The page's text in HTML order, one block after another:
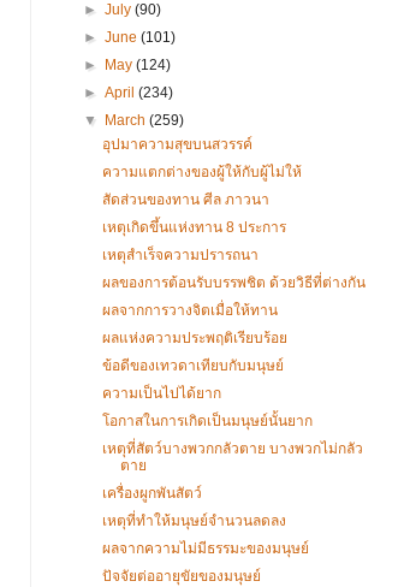
►July(90)
►June(101)
►
May(124)
►April(234)
▼
March(259)
อุปมาความสุขบนสวรรค์
ความแตกต่างของผู้ให้กับผู้ไม่ให้
สัดส่วนของทาน ศีล ภาวนา
เหตุเกิดขึ้นแห่งทาน 8 ประการ
เหตุสำเร็จความปรารถนา
ผลของการต้อนรับบรรพชิต ด้วยวิธีที่ต่างกัน
ผลจากการวางจิตเมื่อให้ทาน
ผลแห่งความประพฤติเรียบร้อย
ข้อดีของเทวดาเทียบกับมนุษย์
ความเป็นไปได้ยาก
โอกาสในการเกิดเป็นมนุษย์นั้นยาก
เหตุที่สัตว์บางพวกกลัวตาย บางพวกไม่กลัว
ตาย
เครื่องผูกพันสัตว์
เหตุที่ทำให้มนุษย์จำนวนลดลง
ผลจากความไม่มีธรรมะของมนุษย์
ปัจจัยต่ออายุขัยของมนุษย์